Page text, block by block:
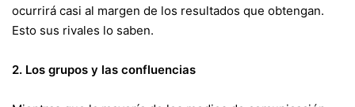
ocurrirá casi al margen de los resultados que obtengan.
Esto sus rivales lo saben.
2. Los grupos y las confluencias